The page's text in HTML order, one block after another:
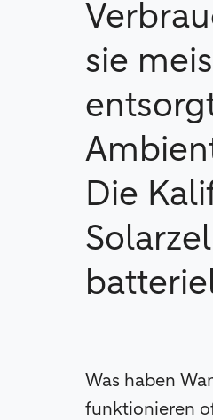
sie
Die
Was haben
funktionieren